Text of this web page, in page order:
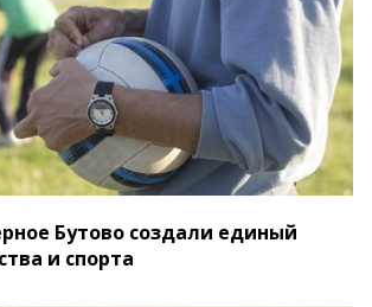
Бутово создали единый
и спорта